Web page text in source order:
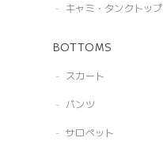
キャミ・タンクトップ
BOTTOMS
スカート
パンツ
サロペット